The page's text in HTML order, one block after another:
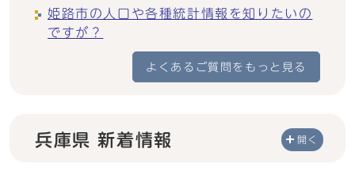
姫路市の人口や各種統計情報を知りたいの
ですが？
よくあるご質問をもっと見る
兵庫県 新着情報 開く